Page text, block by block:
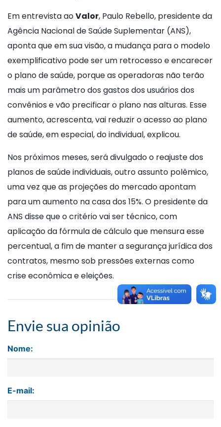
Em entrevista aoValor, Paulo Rebello, presidente da
Agência Nacional de Saúde Suplementar (ANS),
aponta que em sua visão, a mudança para o modelo
exemplificativo pode ser um retrocesso e encarecer
o plano de saúde, porque as operadoras não terão
mais um parâmetro dos gastos dos usuários dos
convênios e vão precificar o plano nas alturas. Esse
aumento, acrescenta, vai reduzir o acesso ao plano
de saúde, em especial, do individual, explicou.
Nos próximos meses, será divulgado o reajuste dos
planos de saúde individuais, outro assunto polêmico,
uma vez que as projeções do mercado apontam
para um aumento na casa dos 15%. O presidente da
ANS disse que o critério vai ser técnico, com
aplicação da fórmula de cálculo que mensura esse
percentual, a fim de manter a segurança jurídica dos
contratos, mesmo sob pressões externas como
crise econômica e eleições.
Envie sua opinião
Nome:
E-mail: